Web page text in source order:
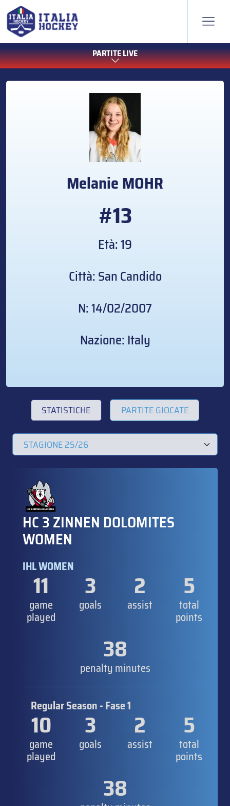
PARTITE LIVE
MelanieMOHR
#13
Età: 19
Città: San Candido
N: 14/02/2007
Nazione: Italy
STATISTICHE PARTITE GIOCATE
HC 3 ZINNEN DOLOMITES
WOMEN
IHL WOMEN
11
game
played
3
goals
2
assist
5
total
points
38
penalty minutes
Regular Season - Fase 1
10
game
played
3
goals
2
assist
5
total
points
38